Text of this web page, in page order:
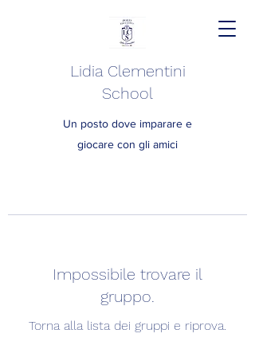
Lidia Clementini
School
Un posto dove imparare e
giocare con gli amici
Impossibile trovare il
gruppo.
Torna alla lista dei gruppi e riprova.